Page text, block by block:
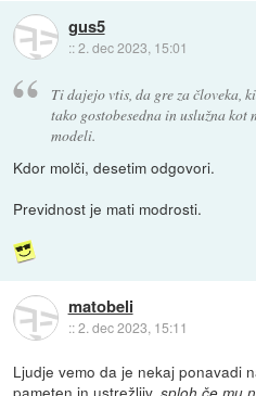
gus5
::2. dec 2023, 15:01
Ti dajejo vtis, da gre za človeka,
tako gostobesedna in uslužna
modeli.
Kdor molči, desetim odgovori.
Previdnost je mati modrosti.
matobeli
::2. dec 2023, 15:11
Ljudje vemo da je nekaj ponavadi
pameten in ustrežljiv,